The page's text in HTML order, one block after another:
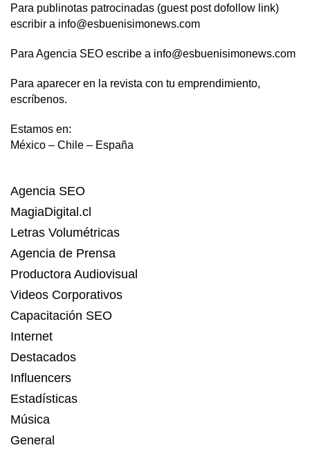
Para publinotas patrocinadas (guest post dofollow link)
escribir a info@esbuenisimonews.com
Para Agencia SEO escribe a info@esbuenisimonews.com
Para aparecer en la revista con tu emprendimiento,
escríbenos.
Estamos en:
México – Chile – España
Agencia SEO
MagiaDigital.cl
Letras Volumétricas
Agencia de Prensa
Productora Audiovisual
Videos Corporativos
Capacitación SEO
Internet
Destacados
Influencers
Estadísticas
Música
General